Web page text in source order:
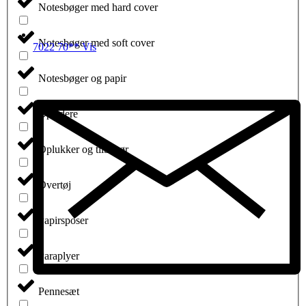
Notesbøger med hard cover
Notesbøger med soft cover
Notesbøger og papir
Opladere
Oplukker og tilbehør
Overtøj
Papirsposer
Paraplyer
Pennesæt
7022 70** Vis